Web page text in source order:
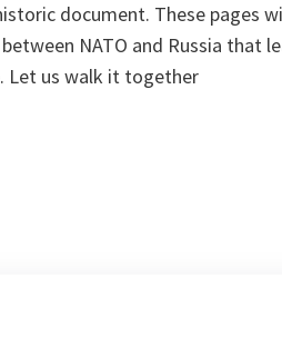
document. These pages
NATO and Russia that
Let us walk it together